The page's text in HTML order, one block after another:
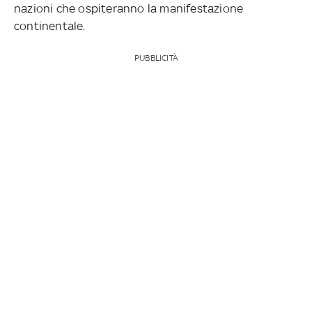
nazioni che ospiteranno la manifestazione
continentale.
PUBBLICITÀ